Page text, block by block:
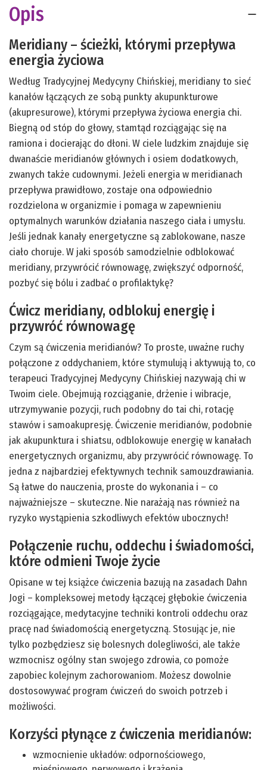
Opis
Meridiany – ścieżki, którymi przepływa
energia życiowa
Według Tradycyjnej Medycyny Chińskiej, meridiany to sieć
kanałów łączących ze sobą punkty akupunkturowe
(akupresurowe), którymi przepływa życiowa energia chi.
Biegną od stóp do głowy, stamtąd rozciągając się na
ramiona i docierając do dłoni. W ciele ludzkim znajduje się
dwanaście meridianów głównych i osiem dodatkowych,
zwanych także cudownymi. Jeżeli energia w meridianach
przepływa prawidłowo, zostaje ona odpowiednio
rozdzielona w organizmie i pomaga w zapewnieniu
optymalnych warunków działania naszego ciała i umysłu.
Jeśli jednak kanały energetyczne są zablokowane, nasze
ciało choruje. W jaki sposób samodzielnie odblokować
meridiany, przywrócić równowagę, zwiększyć odporność,
pozbyć się bólu i zadbać o profilaktykę?
Ćwicz meridiany, odblokuj energię i
przywróć równowagę
Czym są ćwiczenia meridianów? To proste, uważne ruchy
połączone z oddychaniem, które stymulują i aktywują to, co
terapeuci Tradycyjnej Medycyny Chińskiej nazywają chi w
Twoim ciele. Obejmują rozciąganie, drżenie i wibracje,
utrzymywanie pozycji, ruch podobny do tai chi, rotację
stawów i samoakupresję. Ćwiczenie meridianów, podobnie
jak akupunktura i shiatsu, odblokowuje energię w kanałach
energetycznych organizmu, aby przywrócić równowagę. To
jedna z najbardziej efektywnych technik samouzdrawiania.
Są łatwe do nauczenia, proste do wykonania i – co
najważniejsze – skuteczne. Nie narażają nas również na
ryzyko wystąpienia szkodliwych efektów ubocznych!
Połączenie ruchu, oddechu i świadomości,
które odmieni Twoje życie
Opisane w tej książce ćwiczenia bazują na zasadach Dahn
Jogi – kompleksowej metody łączącej głębokie ćwiczenia
rozciągające, medytacyjne techniki kontroli oddechu oraz
pracę nad świadomością energetyczną. Stosując je, nie
tylko pozbędziesz się bolesnych dolegliwości, ale także
wzmocnisz ogólny stan swojego zdrowia, co pomoże
zapobiec kolejnym zachorowaniom. Możesz dowolnie
dostosowywać program ćwiczeń do swoich potrzeb i
możliwości.
Korzyści płynące z ćwiczenia meridianów:
wzmocnienie układów: odpornościowego,